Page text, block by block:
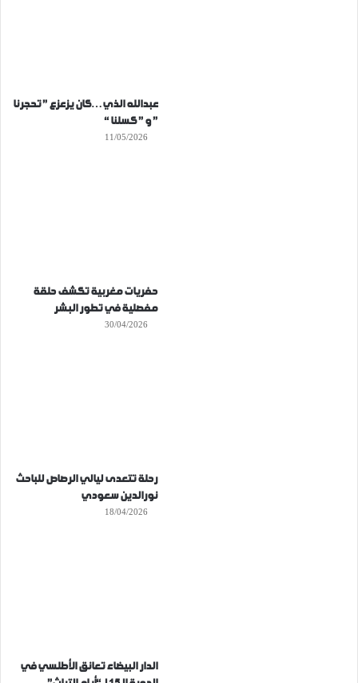
عبدالله الذي…كان يزعزع ” تحجرنا
” و ” كسلنا “
11/05/2026
حفريات مغربية تكشف حلقة
مفصلية في تطور البشر
30/04/2026
رحلة تتعدى ليالي الرصاص للباحث
نورالدين سعودي
18/04/2026
الدار البيضاء تعانق الأطلسي في